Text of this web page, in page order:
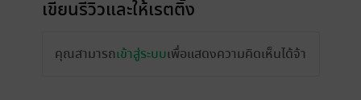
เขียนรีวิวและให้เรตติ้ง
คุณสามารถเข้าสู่ระบบเพื่อแสดงความคิดเห็นได้จ้า